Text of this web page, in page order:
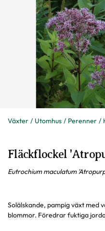
Växter Utomhus Perenner
Fläckflockel
Eutrochium maculatum
Solälskande, pampig växt med
blommor. Föredrar fuktiga